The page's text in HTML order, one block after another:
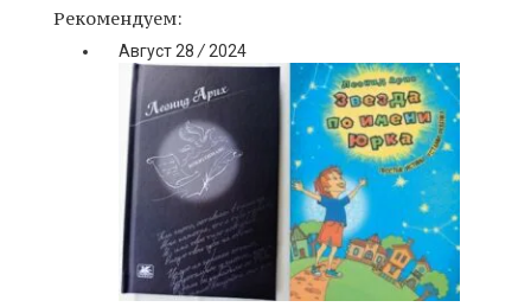
Рекомендуем:
Август 28 / 2024